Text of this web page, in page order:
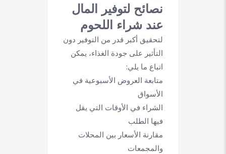
نصائح لتوفير المال
عند شراء اللحوم
لتحقيق أكبر قدر من التوفير دون
التأثير على جودة الغذاء، يمكن
اتباع ما يلي:
متابعة العروض الأسبوعية في
الأسواق
الشراء في الأوقات التي يقل
فيها الطلب
مقارنة الأسعار بين المحلات
والمجمعات